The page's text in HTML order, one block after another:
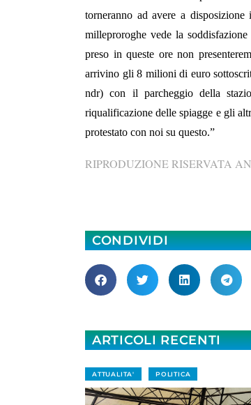
torneranno ad avere a
milleproroghe vede la soddisfazione
preso in queste ore non
arrivino gli 8 milioni di euro
ndr) con il parcheggio della
riqualificazione delle spiagge e gli
protestato con noi su questo.”
RIPRODUZIONE RISERVATA
CONDIVIDI
ARTICOLI RECENTI
ATTUALITA' POLITICA